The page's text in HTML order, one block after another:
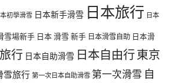
初學滑雪 日本新手滑雪 日本旅行 日本
雪場新手 日本 滑雪 新手 日本滑雪自助 日本滑
行 日本自助滑雪 日本自由行東京
雪旅行 第一次日本自助滑雪 第一次滑雪 自